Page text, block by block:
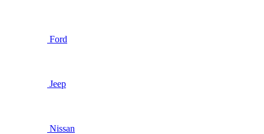
Ford
Jeep
Nissan